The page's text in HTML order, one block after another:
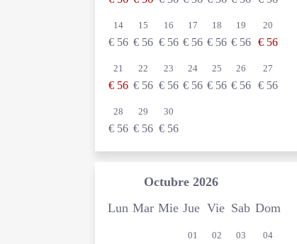
14
€ 56
15
€ 56
16
€ 56
17
€ 56
18
€ 56
19
€ 56
20
€ 56
21
€ 56
22
€ 56
23
€ 56
24
€ 56
25
€ 56
26
€ 56
27
€ 56
28
€ 56
29
€ 56
30
€ 56
Octubre 2026
Lun Mar Mie Jue Vie Sab Dom
01 02 03 04